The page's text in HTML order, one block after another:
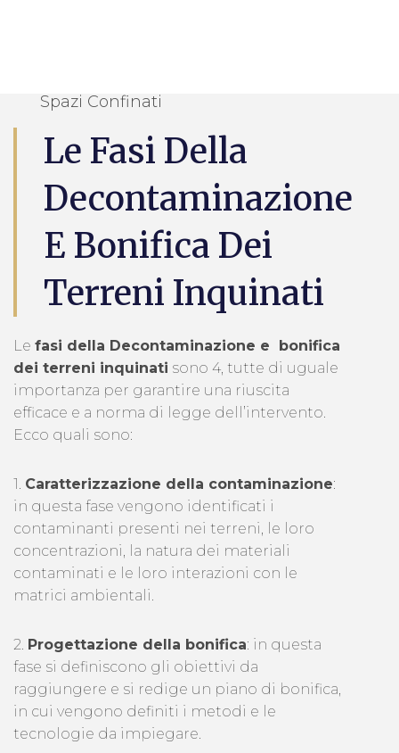
Spazi Confinati
Le Fasi Della
Decontaminazione
E Bonifica Dei
Terreni Inquinati
Le fasi della Decontaminazione e bonifica
dei terreni inquinati sono 4, tutte di uguale
importanza per garantire una riuscita
efficace e a norma di legge dell’intervento.
Ecco quali sono:
1. Caratterizzazione della contaminazione:
in questa fase vengono identificati i
contaminanti presenti nei terreni, le loro
concentrazioni, la natura dei materiali
contaminati e le loro interazioni con le
matrici ambientali.
2. Progettazione della bonifica: in questa
fase si definiscono gli obiettivi da
raggiungere e si redige un piano di bonifica,
in cui vengono definiti i metodi e le
tecnologie da impiegare.